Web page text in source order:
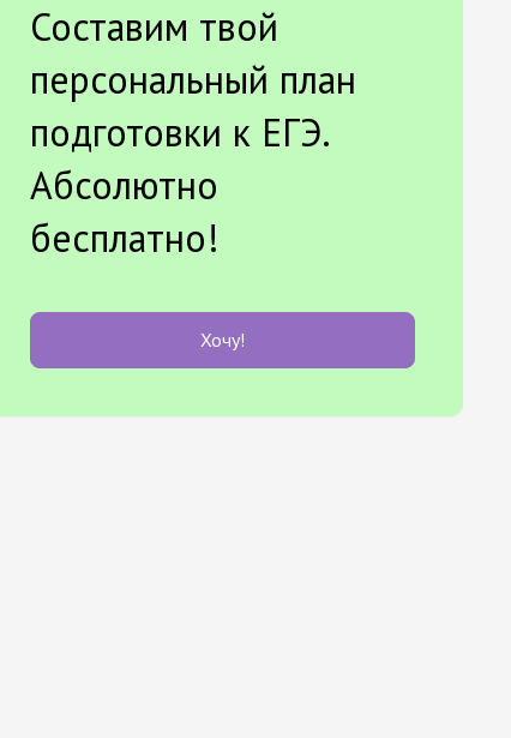
Составим твой
персональный план
подготовки к ЕГЭ.
Абсолютно
бесплатно!
Хочу!